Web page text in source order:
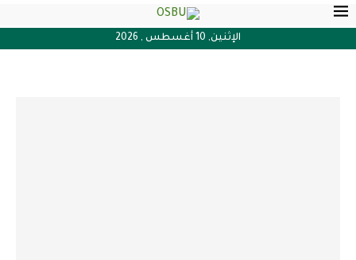
الإثنين, 10 أغسطس , 2026